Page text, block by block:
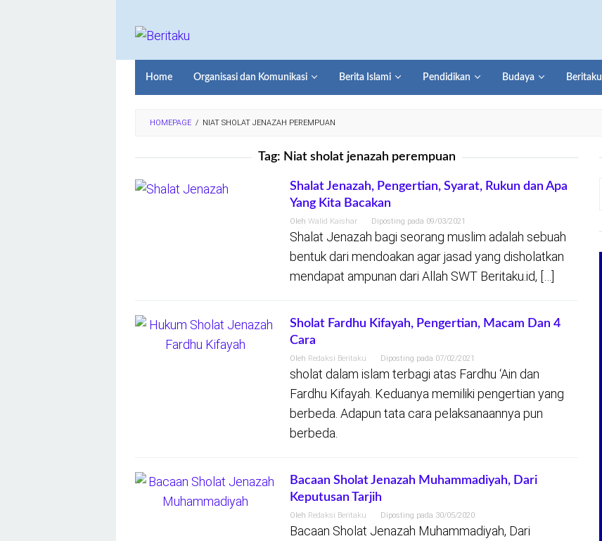
Home Organisasi dan Komunikasi Berita Islami Pendidikan Budaya Beritaku
HOMEPAGE / NIAT SHOLAT JENAZAH PEREMPUAN
Tag: Niat sholat jenazah perempuan
Shalat Jenazah, Pengertian, Syarat, Rukun dan Apa
Yang Kita Bacakan
Oleh Walid Kaishar Diposting pada 09/03/2021
Shalat Jenazah bagi seorang muslim adalah sebuah
bentuk dari mendoakan agar jasad yang disholatkan
mendapat ampunan dari Allah SWT Beritaku.id, […]
Sholat Fardhu Kifayah, Pengertian, Macam Dan 4
Cara
Oleh Redaksi Beritaku Diposting pada 07/02/2021
sholat dalam islam terbagi atas Fardhu ‘Ain dan
Fardhu Kifayah. Keduanya memiliki pengertian yang
berbeda. Adapun tata cara pelaksanaannya pun
berbeda.
Bacaan Sholat Jenazah Muhammadiyah, Dari
Keputusan Tarjih
Oleh Redaksi Beritaku Diposting pada 30/05/2020
Bacaan Sholat Jenazah Muhammadiyah, Dari